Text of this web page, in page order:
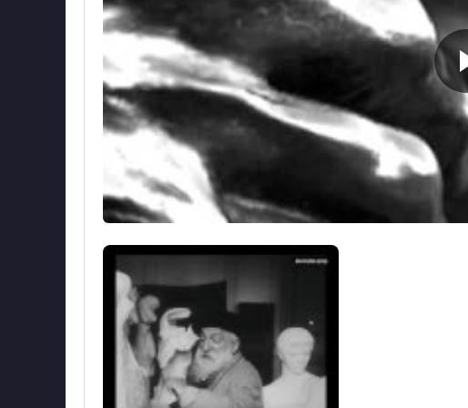
1864 yılında ilk atölyesini kiraladı. O atölyede ileride
Auguste Rodin 24 yaşındaydı. 1870-1871 Fransa-
Brüksel’de ressamCarrier Belleuse ile Belçika
1871 yılında ilk eserleri ile ilk kez
'da sergi
yaptı. 1876 yılında
İtalya’ya gitti.Michelangelo
veDüşünen Adam adlı heykelleri yaptı. 1877’deParis
Bu eserin üzerine yapılan tartışmalar ünlenmesine yol
sonra sevgilisi, daha sonra da en büyük rakibi olacak
heykelcisi olarak tanındı. 1883 yılında
Burjuvaları adlı anıtı yapması için ısmarladı.
1886 yılında “
devleti, uluslararası bir sergi için